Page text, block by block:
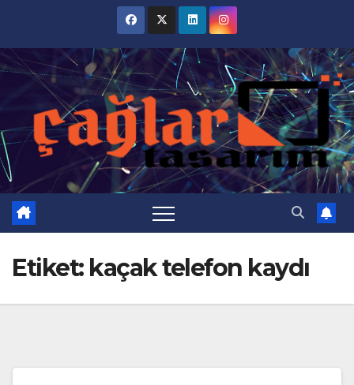
content
Etiket: kaçak telefon kaydı